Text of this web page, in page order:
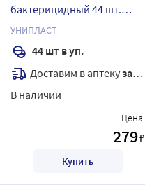
бактерицидный 44 шт.
семейная забота набор
УНИПЛАСТ
44 шт в уп.
Доставим в аптекузавтра
В наличии
Цена:
279₽
Купить